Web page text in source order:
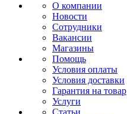
О компании
Новости
Сотрудники
Вакансии
Магазины
Помощь
Условия оплаты
Условия доставки
Гарантия на товар
Услуги